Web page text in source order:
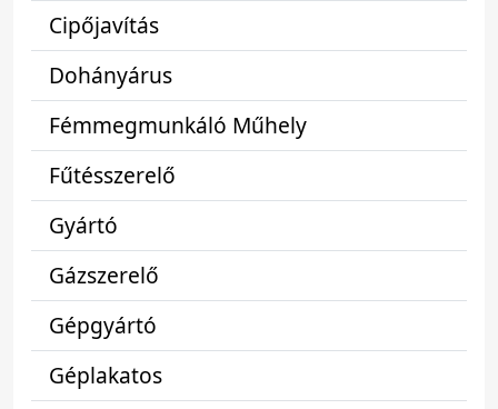
Cipőjavítás
Dohányárus
Fémmegmunkáló Műhely
Fűtésszerelő
Gyártó
Gázszerelő
Gépgyártó
Géplakatos